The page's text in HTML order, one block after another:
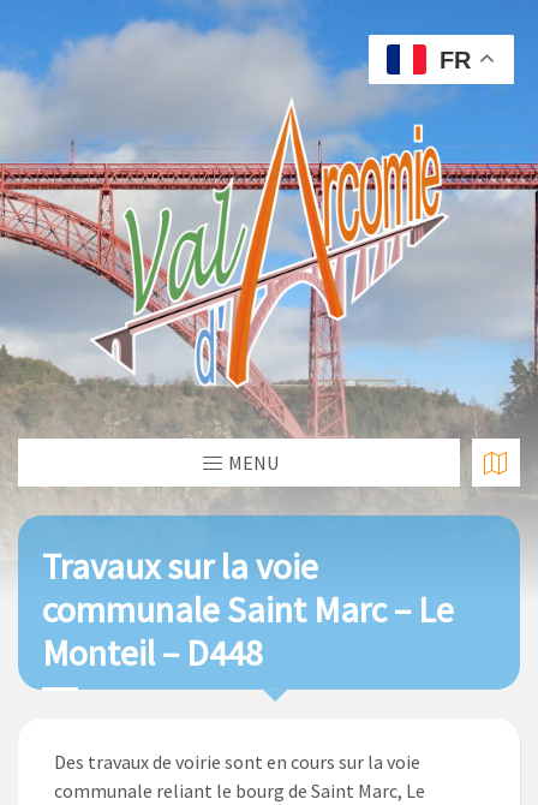
MENU
Travaux sur la voie
communale Saint Marc – Le
Monteil – D448
Des travaux de voirie sont en cours sur la voie
communale reliant le bourg de Saint Marc, Le
FR